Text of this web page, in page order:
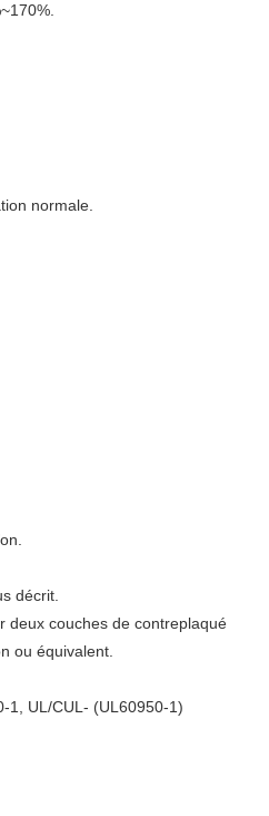
normale.
décrit.
deux couches de contreplaqué
ou équivalent.
1, UL/CUL- (UL60950-1)